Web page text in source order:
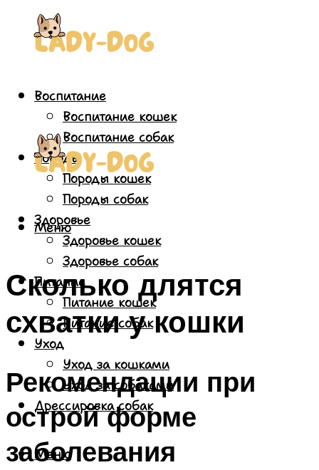
Воспитание
Воспитание кошек
Воспитание собак
Породы
Породы кошек
Породы собак
Здоровье
Здоровье кошек
Здоровье собак
Питание
Питание кошек
Питание собак
Уход
Уход за кошками
Уход за собаками
Дрессировка собак
Меню
Меню
Сколько длятся
схватки у кошки
Рекомендации при
острой форме
заболевания